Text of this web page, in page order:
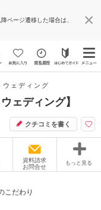
ページ遷移した場合は、
ウェディング
ェディング】
クチコミを書く
資料請求
お問合せ
もっと見る
こだわり